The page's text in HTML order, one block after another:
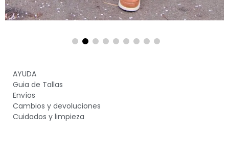
AYUDA
Guia de Tallas
Envíos
Cambios y devoluciones
Cuidados y limpieza